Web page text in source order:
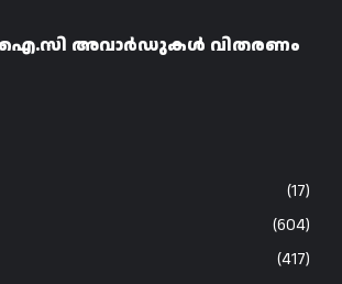
അവാർഡുകൾ വിതരണം
(17)
(604)
(417)